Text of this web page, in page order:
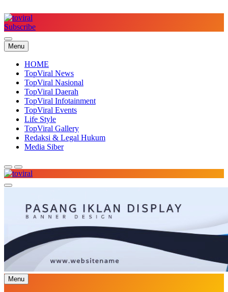
to
content
Subscribe
Menu
HOME
TopViral News
TopViral Nasional
TopViral Daerah
TopViral Infotainment
TopViral Events
Life Style
TopViral Gallery
Redaksi & Legal Hukum
Media Siber
Menu